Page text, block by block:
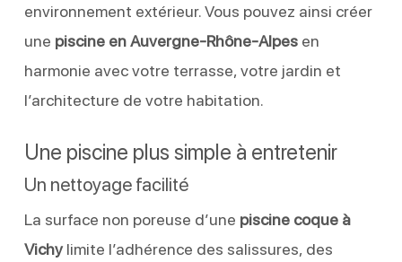
environnement extérieur. Vous pouvez ainsi créer
une piscine en Auvergne-Rhône-Alpesen
harmonie avec votre terrasse, votre jardin et
l’architecture de votre habitation.
Une piscine plus simple à entretenir
Un nettoyage facilité
La surface non poreuse d’une piscine coque à
Vichylimite l’adhérence des salissures, des